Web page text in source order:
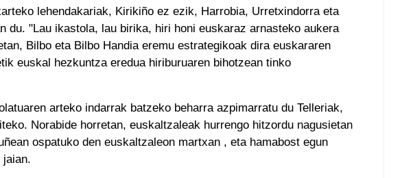
lehendakariak, Kirikiño ez ezik, Harrobia, Urretxindorra eta
du. "Lau ikastola, lau birika, hiri honi euskaraz arnasteko aukera
Bilbo eta Bilbo Handia eremu estrategikoak dira euskararen
euskal hezkuntza eredua hiriburuaren bihotzean tinko
arteko indarrak batzeko beharra azpimarratu du Telleriak,
Norabide horretan, euskaltzaleak hurrengo hitzordu nagusietan
ospatuko den euskaltzaleon martxan , eta hamabost egun
jaian.